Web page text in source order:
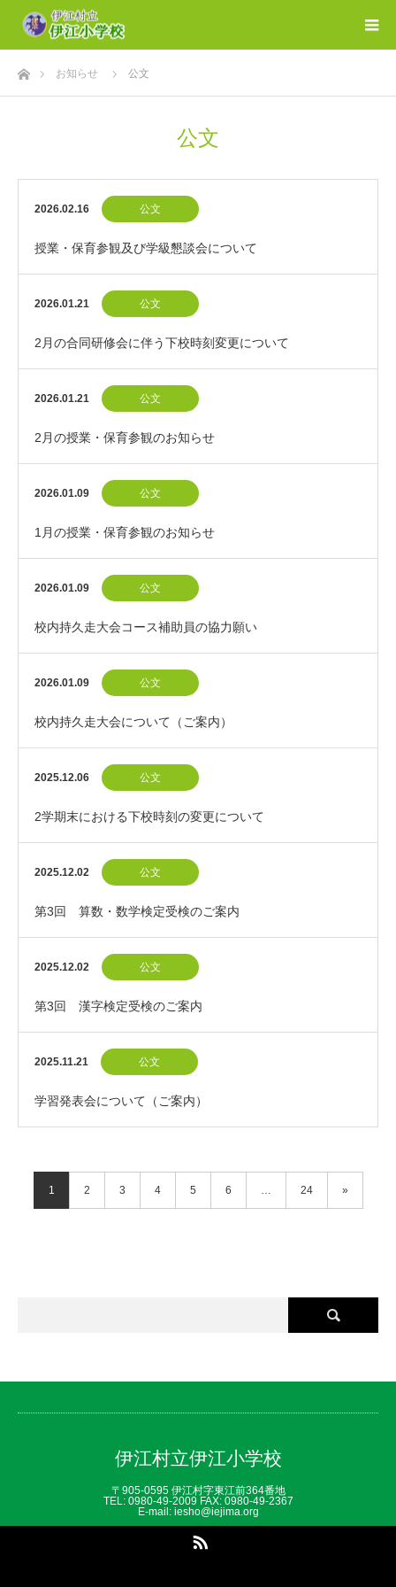
ホームお知らせ 公文
公文
2026.02.16 公文
授業・保育参観及び学級懇談会について
2026.01.21 公文
2月の合同研修会に伴う下校時刻変更について
2026.01.21 公文
2月の授業・保育参観のお知らせ
2026.01.09 公文
1月の授業・保育参観のお知らせ
2026.01.09 公文
校内持久走大会コース補助員の協力願い
2026.01.09 公文
校内持久走大会について（ご案内）
2025.12.06 公文
2学期末における下校時刻の変更について
2025.12.02 公文
第3回 算数・数学検定受検のご案内
2025.12.02 公文
第3回 漢字検定受検のご案内
2025.11.21 公文
学習発表会について（ご案内）
1 2 3 4 5 6 … 24 »
伊江村立伊江小学校
〒905-0595 伊江村字東江前364番地
TEL: 0980‐49‐2009 FAX: 0980‐49‐2367
E-mail: iesho@iejima.org